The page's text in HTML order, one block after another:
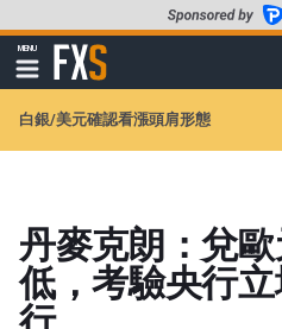
至
要
MENU
顯
示
航
FXStreet
白銀/美元確認看漲頭肩形態
丹麥克朗：兌
低，考驗央行